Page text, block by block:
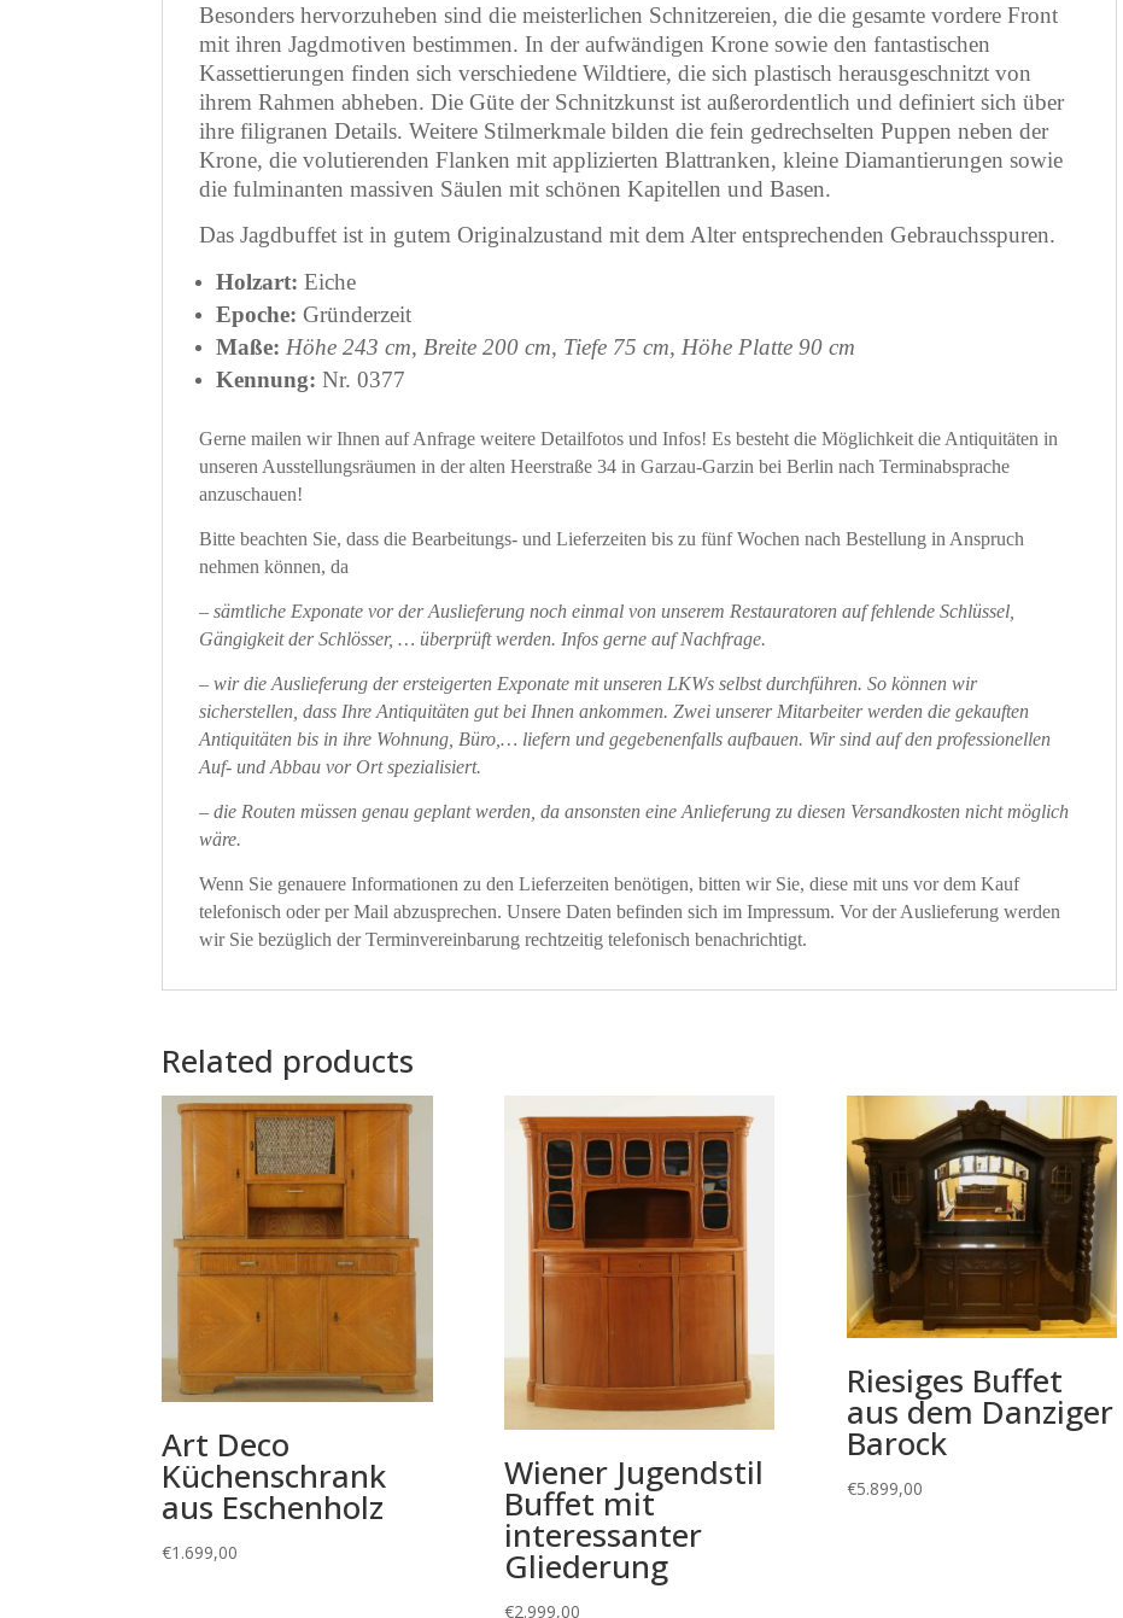
Besonders hervorzuheben sind die meisterlichen Schnitzereien, die die gesamte vordere Front
mit ihren Jagdmotiven bestimmen. In der aufwändigen Krone sowie den fantastischen
Kassettierungen finden sich verschiedene Wildtiere, die sich plastisch herausgeschnitzt von
ihrem Rahmen abheben. Die Güte der Schnitzkunst ist außerordentlich und definiert sich über
ihre filigranen Details. Weitere Stilmerkmale bilden die fein gedrechselten Puppen neben der
Krone, die volutierenden Flanken mit applizierten Blattranken, kleine Diamantierungen sowie
die fulminanten massiven Säulen mit schönen Kapitellen und Basen.
Das Jagdbuffet ist in gutem Originalzustand mit dem Alter entsprechenden Gebrauchsspuren.
Holzart:Eiche
Epoche:Gründerzeit
Maße: Höhe 243 cm, Breite 200 cm, Tiefe 75 cm, Höhe Platte 90 cm
Kennung:Nr. 0377
Gerne mailen wir Ihnen auf Anfrage weitere Detailfotos und Infos! Es besteht die Möglichkeit die Antiquitäten in
unseren Ausstellungsräumen in der alten Heerstraße 34 in Garzau-Garzin bei Berlin nach Terminabsprache
anzuschauen!
Bitte beachten Sie, dass die Bearbeitungs- und Lieferzeiten bis zu fünf Wochen nach Bestellung in Anspruch
nehmen können, da
– sämtliche Exponate vor der Auslieferung noch einmal von unserem Restauratoren auf fehlende Schlüssel,
Gängigkeit der Schlösser, … überprüft werden. Infos gerne auf Nachfrage.
– wir die Auslieferung der ersteigerten Exponate mit unseren LKWs selbst durchführen. So können wir
sicherstellen, dass Ihre Antiquitäten gut bei Ihnen ankommen. Zwei unserer Mitarbeiter werden die gekauften
Antiquitäten bis in ihre Wohnung, Büro,… liefern und gegebenenfalls aufbauen. Wir sind auf den professionellen
Auf- und Abbau vor Ort spezialisiert.
– die Routen müssen genau geplant werden, da ansonsten eine Anlieferung zu diesen Versandkosten nicht möglich
wäre.
Wenn Sie genauere Informationen zu den Lieferzeiten benötigen, bitten wir Sie, diese mit uns vor dem Kauf
telefonisch oder per Mail abzusprechen. Unsere Daten befinden sich im Impressum. Vor der Auslieferung werden
wir Sie bezüglich der Terminvereinbarung rechtzeitig telefonisch benachrichtigt.
Related products
Art Deco
Küchenschrank
aus Eschenholz
€1.699,00
Wiener Jugendstil
Buffet mit
interessanter
Gliederung
€2.999,00
Riesiges Buffet
aus dem Danziger
Barock
€5.899,00